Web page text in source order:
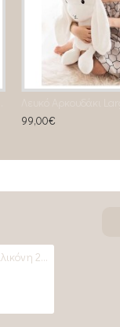
99,00€
Μπιμπερό από ιατρική σιλικόνη 240ml-Animal Print